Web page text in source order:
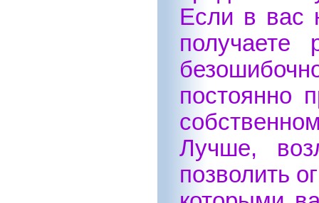
Если в вас
постоянно
Лучше,
позволить